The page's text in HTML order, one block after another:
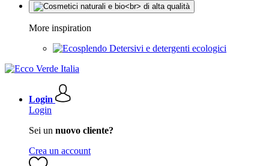
More inspiration
Detersivi e detergenti ecologici
Login
Login
Sei un nuovo cliente?
Crea un account